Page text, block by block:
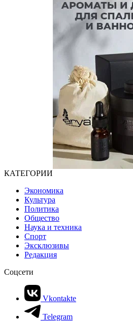
КАТЕГОРИИ
Экономика
Культура
Политика
Общество
Наука и техника
Спорт
Эксклюзивы
Редакция
Соцсети
Vkontakte
Telegram